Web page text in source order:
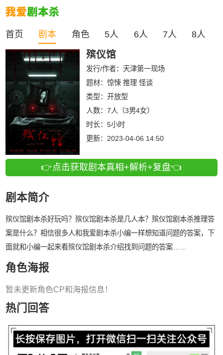
首页 剧本 角色 5人 6人 7人 8人
殡仪馆
发行/作者： 天津第一现场
题材：惊悚 推理 怪谈
类型： 开放型
人数： 7人（3男4女）
时长： 5小时
更新： 2023-04-06 14:50
👉点击获取剧本真相+解析+复盘👈
剧本简介
殡仪馆剧本杀好玩吗？殡仪馆剧本杀是几人本？殡仪馆剧本杀推理答
案是什么？相信很多人和我爱剧本杀小编一样想知道问题的答案，下
面就和小编一起来看殡仪馆剧本杀介绍找到问题的答案……
角色海报
暂未更新角色CP和海报信息！
热门回答